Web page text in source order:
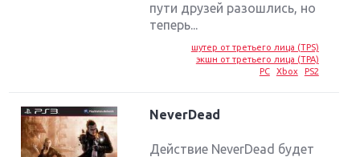
пути друзей разошлись, но
теперь...
шутер от третьего лица (TPS)
экшн от третьего лица (TPA)
PC
Xbox PS2
NeverDead
Действие NeverDead будет